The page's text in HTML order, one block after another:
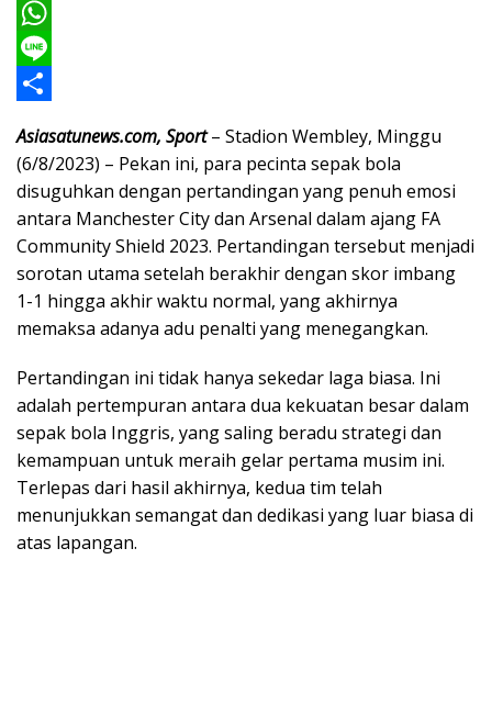
c
e
b
o
k
w
e
r
E
m
a
l
W
h
t
s
A
p
p
L
n
e
h
a
r
e
Asiasatunews.com, Sport– Stadion Wembley, Minggu
(6/8/2023) – Pekan ini, para pecinta sepak bola
disuguhkan dengan pertandingan yang penuh emosi
antara Manchester City dan Arsenal dalam ajang FA
Community Shield 2023. Pertandingan tersebut menjadi
sorotan utama setelah berakhir dengan skor imbang
1-1 hingga akhir waktu normal, yang akhirnya
memaksa adanya adu penalti yang menegangkan.
Pertandingan ini tidak hanya sekedar laga biasa. Ini
adalah pertempuran antara dua kekuatan besar dalam
sepak bola Inggris, yang saling beradu strategi dan
kemampuan untuk meraih gelar pertama musim ini.
Terlepas dari hasil akhirnya, kedua tim telah
menunjukkan semangat dan dedikasi yang luar biasa di
atas lapangan.